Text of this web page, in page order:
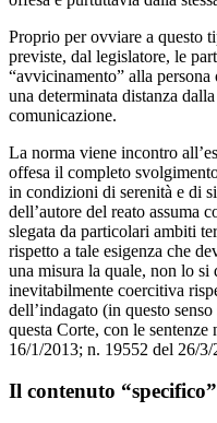
Proprio per ovviare a questo
previste, dal legislatore, le
“avvicinamento” alla
una determinata distanza
comunicazione.
La norma viene incontro
offesa il completo
in condizioni di serenità e di
dell’autore del reato assuma
slegata da particolari ambiti
rispetto a tale esigenza che
una misura la quale, non lo si
inevitabilmente coercitiva
dell’indagato (in questo
questa Corte, con le
16/1/2013; n. 19552 del 26/3/
Il contenuto